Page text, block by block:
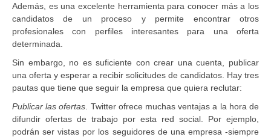
Además, es una excelente herramienta para conocer más a los
candidatos de un proceso y permite encontrar otros
profesionales con perfiles interesantes para una oferta
determinada.
Sin embargo, no es suficiente con crear una cuenta, publicar
una oferta y esperar a recibir solicitudes de candidatos. Hay tres
pautas que tiene que seguir la empresa que quiera reclutar:
Publicar las ofertas . Twitter ofrece muchas ventajas a la hora de
difundir ofertas de trabajo por esta red social. Por ejemplo,
podrán ser vistas por los seguidores de una empresa -siempre